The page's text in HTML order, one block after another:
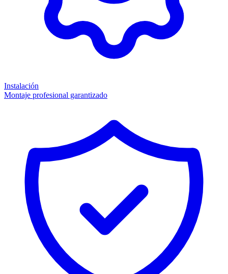
Instalación
Montaje profesional garantizado